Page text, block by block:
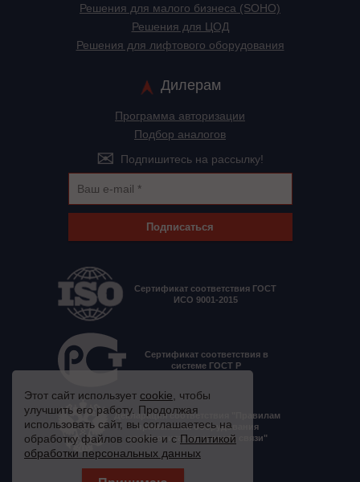
Решения для малого бизнеса (SOHO)
Решения для ЦОД
Решения для лифтового оборудования
Дилерам
Программа авторизации
Подбор аналогов
Подпишитесь на рассылку!
Подписаться
Сертификат соответствия ГОСТ
ИСО 9001-2015
Сертификат соответствия в
системе ГОСТ Р
Декларация соответствия "Правилам
применения оборудования
электропитания средств связи"
Этот сайт использует cookie , чтобы
улучшить его работу. Продолжая
использовать сайт, вы соглашаетесь на
обработку файлов cookie и с Политикой
обработки персональных данных